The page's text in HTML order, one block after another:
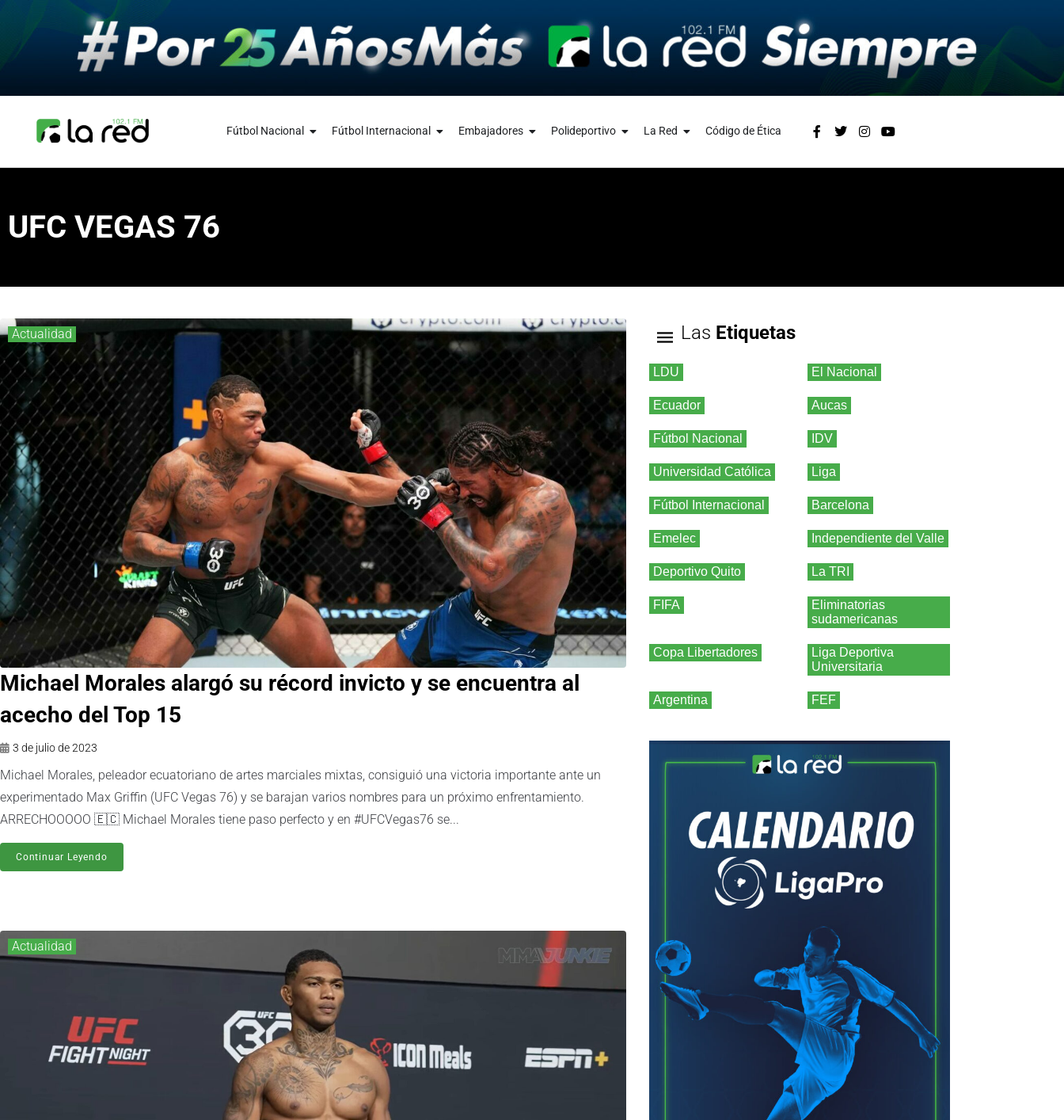
Fútbol Nacional Fútbol Internacional Embajadores Polideportivo La Red Código de Ética
UFC VEGAS 76
Actualidad
Michael Morales alargó su récord invicto y se encuentra al
acecho del Top 15
3 de julio de 2023
Michael Morales, peleador ecuatoriano de artes marciales mixtas, consiguió una victoria importante ante un
experimentado Max Griffin (UFC Vegas 76) y se barajan varios nombres para un próximo enfrentamiento.
ARRECHOOOOO 🇪🇨 Michael Morales tiene paso perfecto y en #UFCVegas76 se...
Continuar Leyendo
Actualidad
Las Etiquetas
LDU El Nacional
Ecuador Aucas
Fútbol Nacional IDV
Universidad Católica Liga
Fútbol Internacional Barcelona
Emelec Independiente del Valle
Deportivo Quito La TRI
FIFA
Eliminatorias
sudamericanas
Copa Libertadores
Liga Deportiva
Universitaria
Argentina FEF